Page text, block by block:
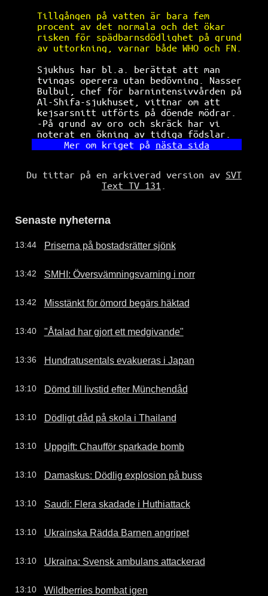
Tillgången på vatten är bara fem
procent av det normala och det ökar
risken för spädbarnsdödlighet på grund
av uttorkning, varnar både WHO och FN.
Sjukhus har bl.a. berättat att man
tvingas operera utan bedövning. Nasser
Bulbul, chef för barnintensivvården på
Al-Shifa-sjukhuset, vittnar om att
kejsarsnitt utförts på döende mödrar.
-På grund av oro och skräck har vi
noterat en ökning av tidiga födslar.
Mer om kriget på nästa sida
Du tittar på en arkiverad version av SVT
Text TV 131
Senaste nyheterna
13:44 Priserna på bostadsrätter sjönk
13:42 SMHI: Översvämningsvarning i norr
13:42 Misstänkt för ömord begärs häktad
13:40 "Åtalad har gjort ett medgivande"
13:36 Hundratusentals evakueras i Japan
13:10 Dömd till livstid efter Münchendåd
13:10 Dödligt dåd på skola i Thailand
13:10 Uppgift: Chaufför sparkade bomb
13:10 Damaskus: Dödlig explosion på buss
13:10 Saudi: Flera skadade i Huthiattack
13:10 Ukrainska Rädda Barnen angripet
13:10 Ukraina: Svensk ambulans attackerad
13:10 Wildberries bombat igen